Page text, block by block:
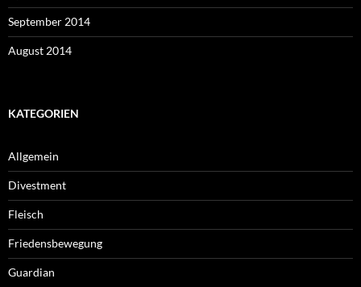
September 2014
August 2014
KATEGORIEN
Allgemein
Divestment
Fleisch
Friedensbewegung
Guardian